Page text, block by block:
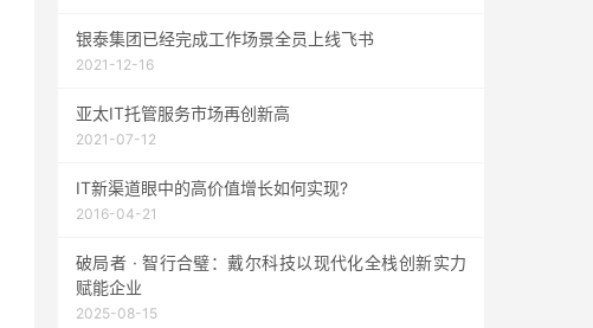
银泰集团已经完成工作场景全员上线飞书
2021-12-16
亚太IT托管服务市场再创新高
2021-07-12
IT新渠道眼中的高价值增长如何实现?
2016-04-21
破局者 · 智行合璧：戴尔科技以现代化全栈创新实力
赋能企业
2025-08-15